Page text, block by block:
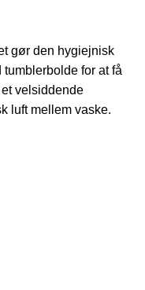
gør den hygiejnisk
for at få
velsiddende
luft mellem vaske.